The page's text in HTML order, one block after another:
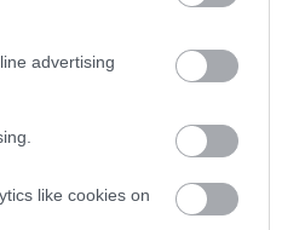
advertising
like cookies on
komunity s exkluzivními
webech langd.se,